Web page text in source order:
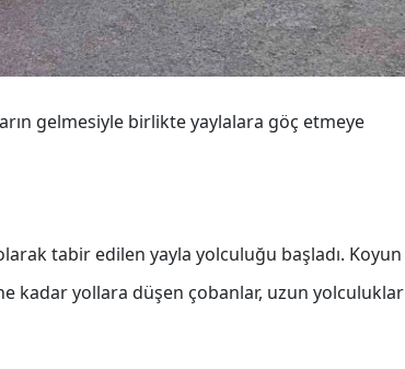
gelmesiyle birlikte yaylalara göç etmeye
tabir edilen yayla yolculuğu başladı. Koyun
kadar yollara düşen çobanlar, uzun yolculuklar